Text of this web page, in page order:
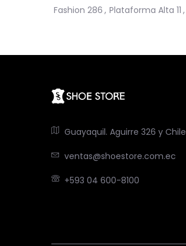
Fashion 286 , Plataforma Alta 11 ,
Guayaquil. Aguirre 326 y Chile
ventas@shoestore.com.ec
+593 04 600-8100